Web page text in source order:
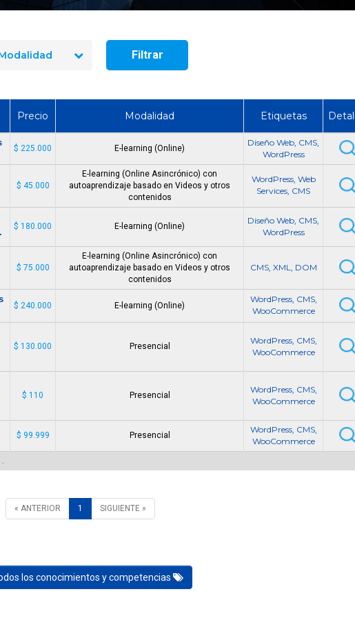
Filtrar
Precio Modalidad Etiquetas
$ 225.000 E-learning (Online)
Diseño Web, CMS,
WordPress
$ 45.000
E-learning (Online Asincrónico) con
autoaprendizaje basado en Videos y otros
contenidos
WordPress, Web
Services, CMS
$ 180.000 E-learning (Online)
Diseño Web, CMS,
WordPress
$ 75.000
E-learning (Online Asincrónico) con
autoaprendizaje basado en Videos y otros
contenidos
CMS, XML , DOM
$ 240.000 E-learning (Online)
WordPress, CMS,
WooCommerce
$ 130.000 Presencial
WordPress, CMS,
WooCommerce
$ 110 Presencial
WordPress, CMS,
WooCommerce
$ 99.999 Presencial
WordPress, CMS,
WooCommerce
« ANTERIOR 1 SIGUIENTE »
los conocimientos y competencias
manejo de extintores en Chile
¿Cuánto dura un curso